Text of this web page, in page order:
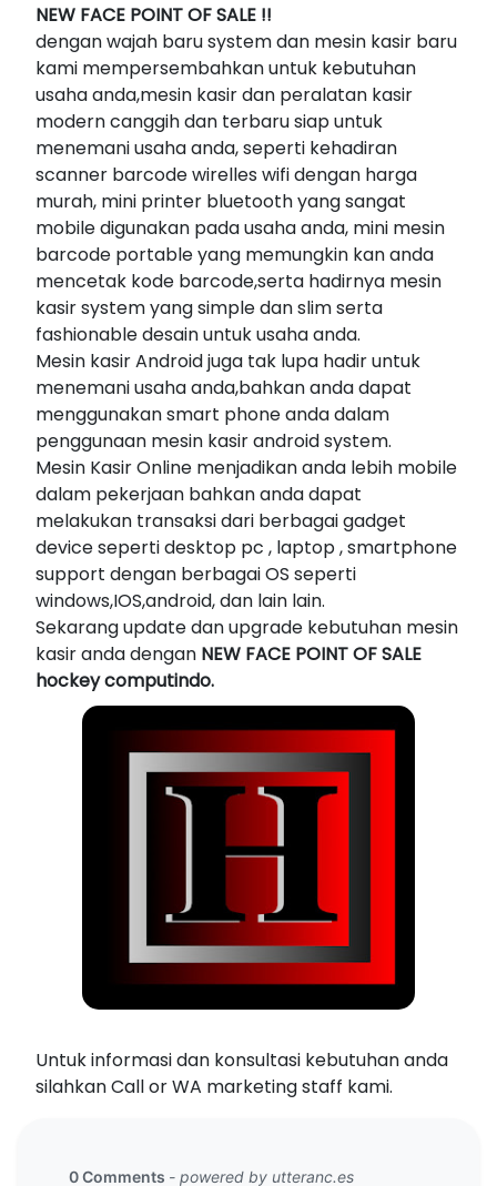
NEW FACE POINT OF SALE !!
dengan wajah baru system dan mesin kasir baru
kami mempersembahkan untuk kebutuhan
usaha anda,mesin kasir dan peralatan kasir
modern canggih dan terbaru siap untuk
menemani usaha anda, seperti kehadiran
scanner barcode wirelles wifi dengan harga
murah, mini printer bluetooth yang sangat
mobile digunakan pada usaha anda, mini mesin
barcode portable yang memungkin kan anda
mencetak kode barcode,serta hadirnya mesin
kasir system yang simple dan slim serta
fashionable desain untuk usaha anda.
Mesin kasir Android juga tak lupa hadir untuk
menemani usaha anda,bahkan anda dapat
menggunakan smart phone anda dalam
penggunaan mesin kasir android system.
Mesin Kasir Online menjadikan anda lebih mobile
dalam pekerjaan bahkan anda dapat
melakukan transaksi dari berbagai gadget
device seperti desktop pc , laptop , smartphone
support dengan berbagai OS seperti
windows,IOS,android, dan lain lain.
Sekarang update dan upgrade kebutuhan mesin
kasir anda dengan NEW FACE POINT OF SALE
hockey computindo.
Untuk informasi dan konsultasi kebutuhan anda
silahkan Call or WA marketing staff kami.